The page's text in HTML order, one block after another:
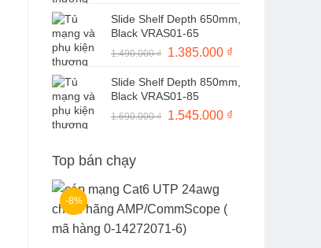
là:
1.490.000 ₫.
tại
Slide Shelf Depth 650mm,
Black VRAS01-65
1.490.000₫
Giá
là:
1.490.000 ₫.
1.385.000 ₫
tại
Slide Shelf Depth 850mm,
Black VRAS01-85
1.690.000₫
Giá
1.545.000 ₫
Top bán chạy
-8%